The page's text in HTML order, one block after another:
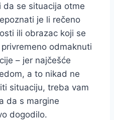
da se situacija otme
je li rečeno
ili obrazac koji se
odmaknuti
– jer najčešće
a to nikad ne
situaciju, treba vam
da s margine
dogodilo.